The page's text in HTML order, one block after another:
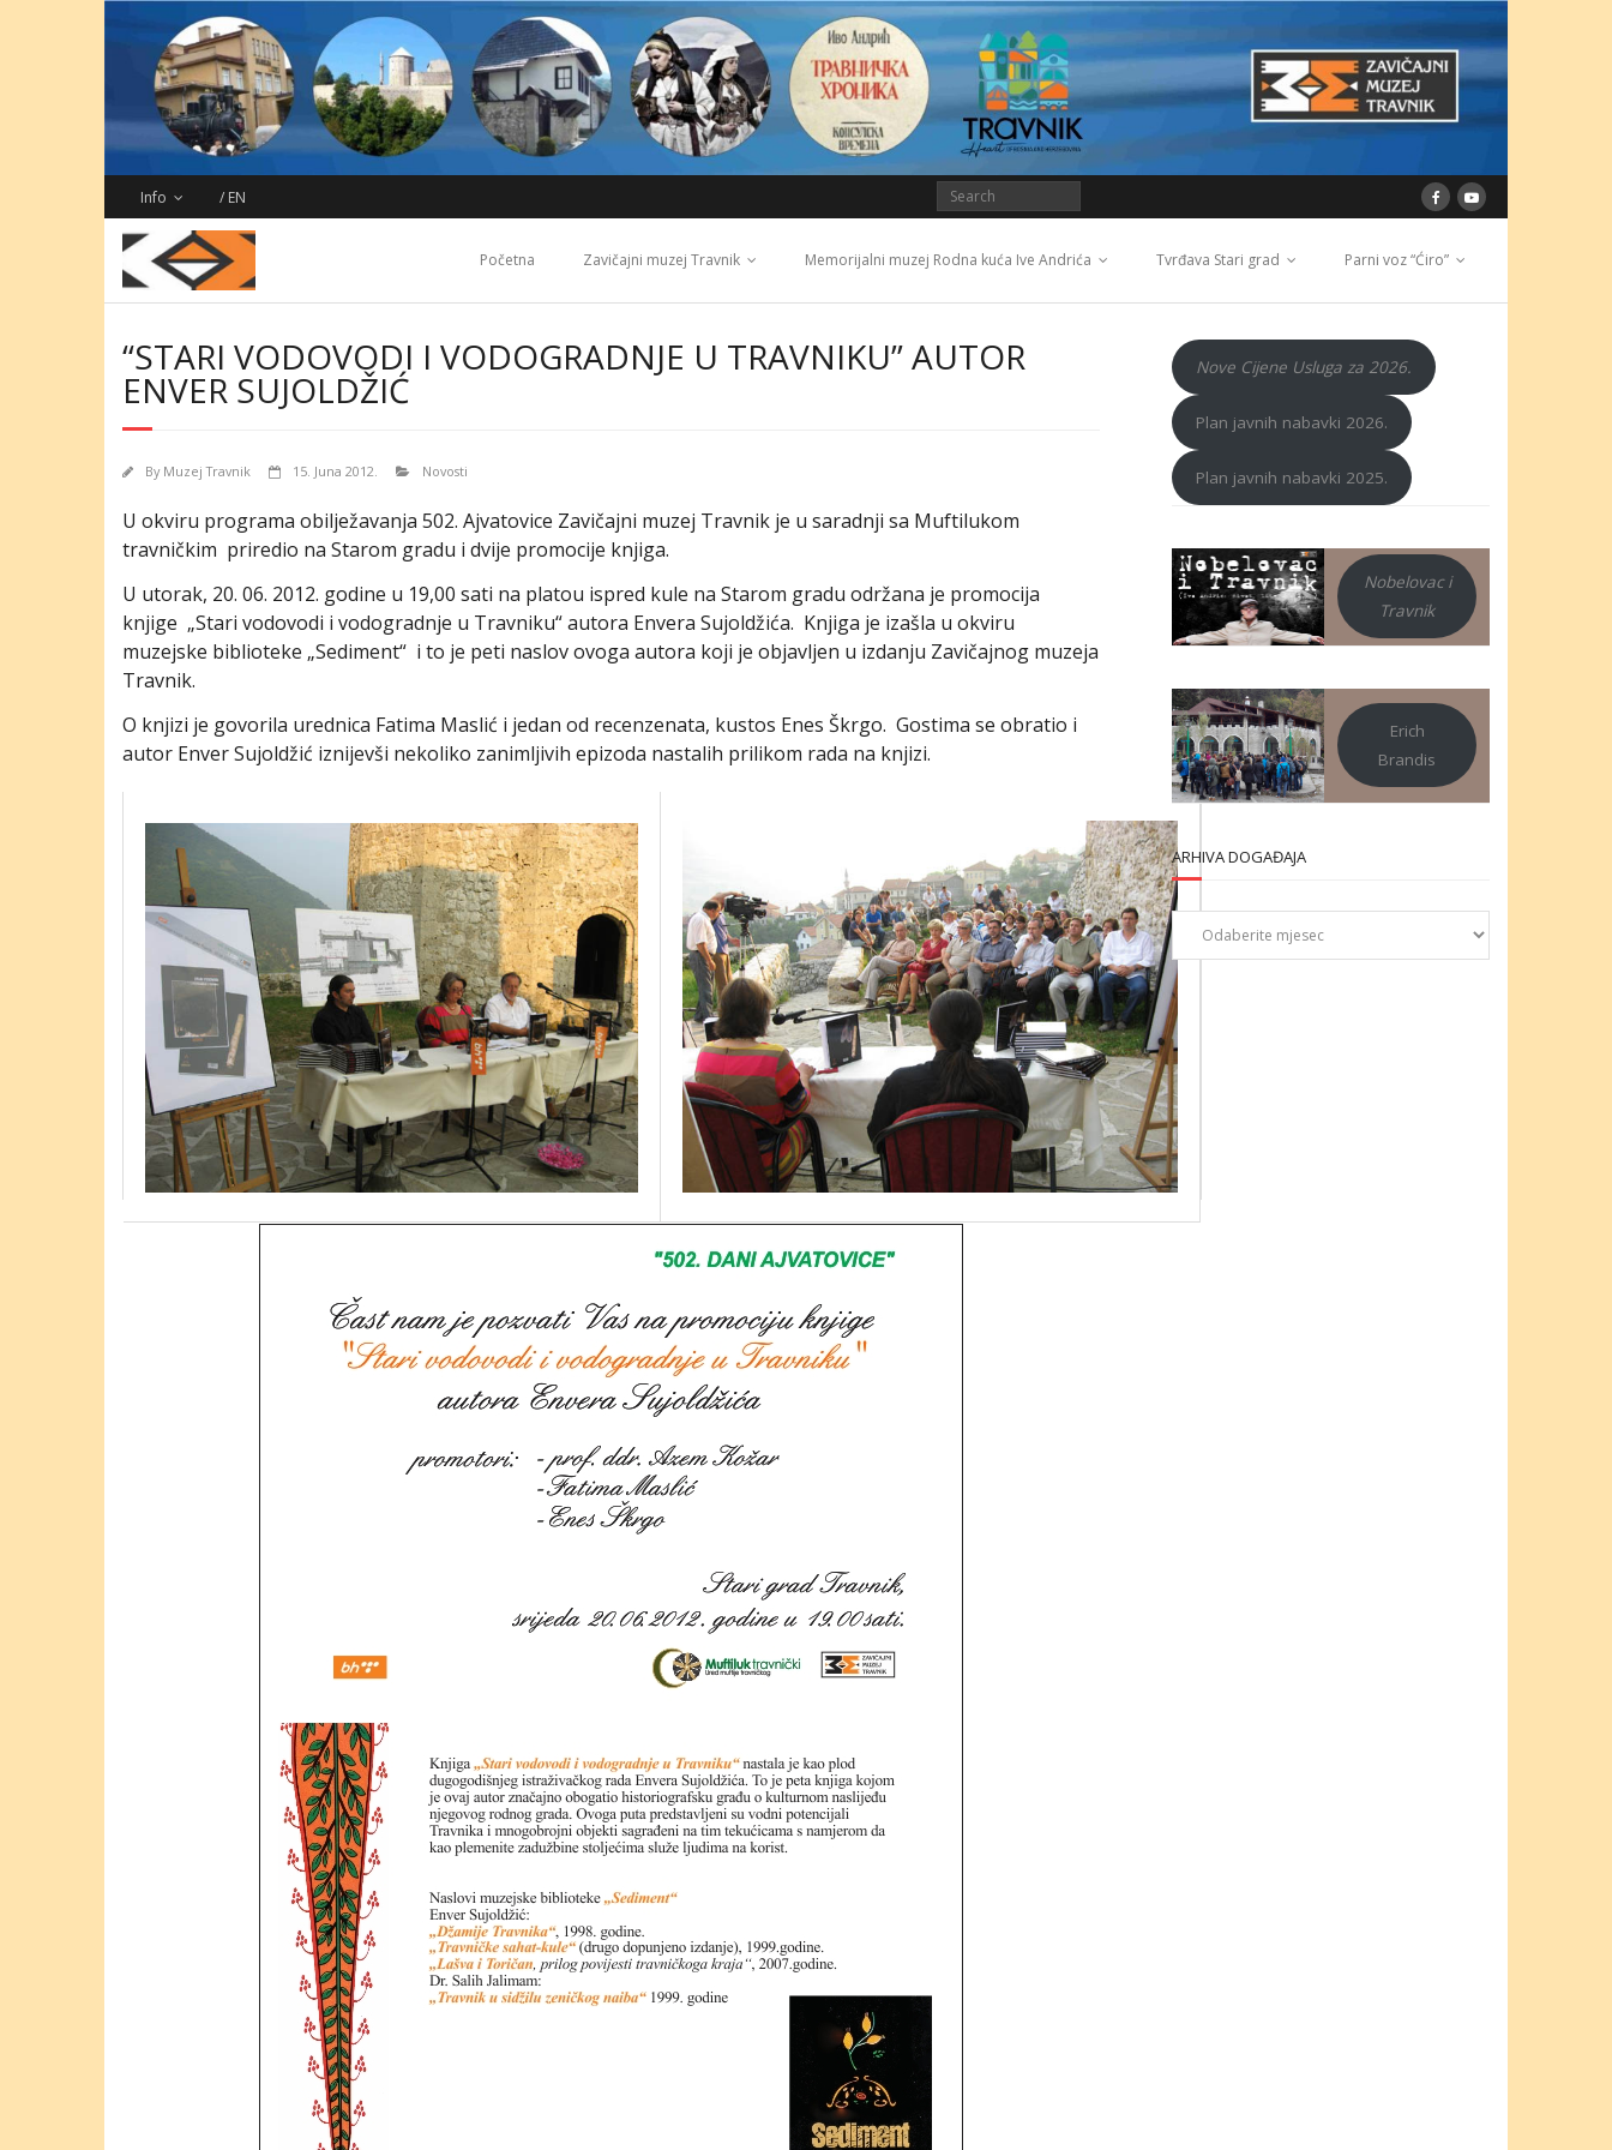
Info / EN
Početna Zavičajni muzej Travnik Memorijalni muzej Rodna kuća Ive Andrića Tvrđava Stari grad Parni voz “Ćiro”
“STARI VODOVODI I VODOGRADNJE U TRAVNIKU” AUTOR
ENVER SUJOLDŽIĆ
By Muzej Travnik 15. Juna 2012. Novosti
U okviru programa obilježavanja 502. Ajvatovice Zavičajni muzej Travnik je u saradnji sa Muftilukom
travničkim priredio na Starom gradu i dvije promocije knjiga.
U utorak, 20. 06. 2012. godine u 19,00 sati na platou ispred kule na Starom gradu održana je promocija
knjige „Stari vodovodi i vodogradnje u Travniku“ autora Envera Sujoldžića. Knjiga je izašla u okviru
muzejske biblioteke „Sediment“ i to je peti naslov ovoga autora koji je objavljen u izdanju Zavičajnog muzeja
Travnik.
O knjizi je govorila urednica Fatima Maslić i jedan od recenzenata, kustos Enes Škrgo. Gostima se obratio i
autor Enver Sujoldžić iznijevši nekoliko zanimljivih epizoda nastalih prilikom rada na knjizi.
Nove Cijene Usluga za 2026.
Plan javnih nabavki 2026.
Plan javnih nabavki 2025.
Nobelovac i
Travnik
Erich
Brandis
ARHIVA DOGAĐAJA
Arhiva
događaja